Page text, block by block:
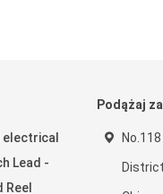
electrical
Lead -
Reel
Podążaj